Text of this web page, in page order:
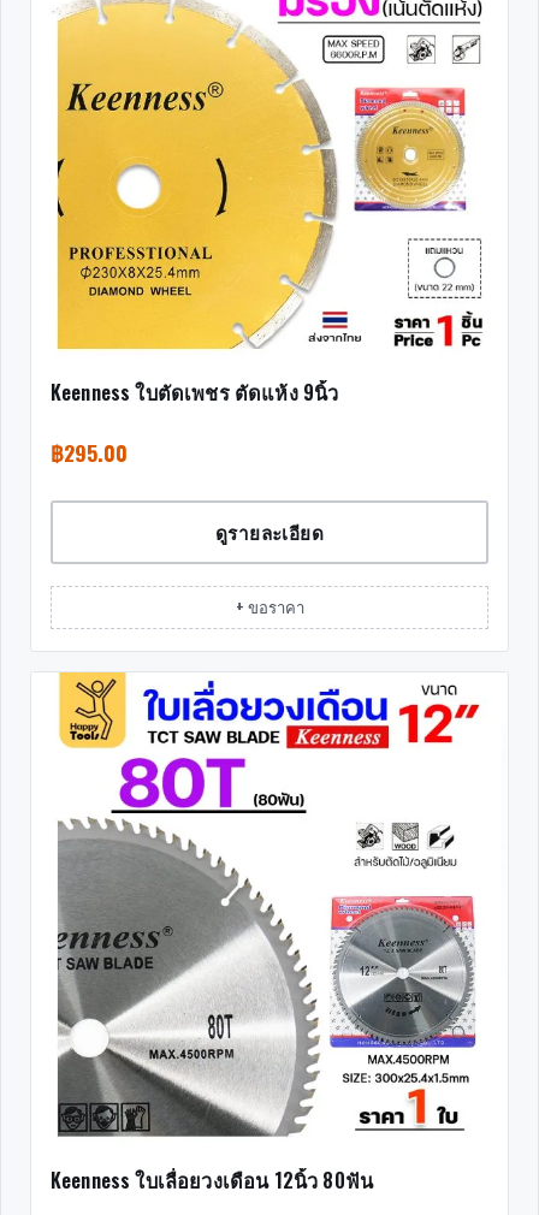
Keenness ใบตัดเพชร ตัดแห้ง 9นิ้ว
฿295.00
ดูรายละเอียด
+ ขอราคา
Keenness ใบเลื่อยวงเดือน 12นิ้ว 80ฟัน